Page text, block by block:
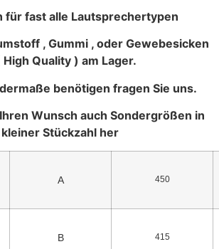
für fast alle Lautsprechertypen
, Gummi , oder Gewebesicken
High Quality ) am Lager.
benötigen fragen Sie uns.
Wunsch auch Sondergrößen in
kleiner Stückzahl her
A 450
B 415